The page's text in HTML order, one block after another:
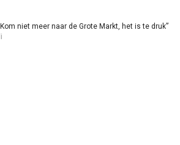
niet meer naar de Grote Markt, het is te druk”